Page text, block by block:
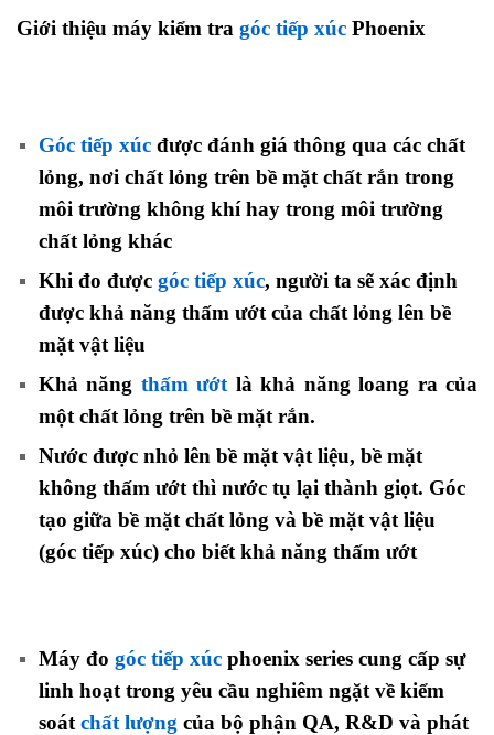
Giới thiệu máy kiểm tra góc tiếp xúc Phoenix
Góc tiếp xúc được đánh giá thông qua các chất
lỏng, nơi chất lỏng trên bề mặt chất rắn trong
môi trường không khí hay trong môi trường
chất lỏng khác
Khi đo được góc tiếp xúc, người ta sẽ xác định
được khả năng thấm ướt của chất lỏng lên bề
mặt vật liệu
Khả năng thấm ướt là khả năng loang ra của
một chất lỏng trên bề mặt rắn.
Nước được nhỏ lên bề mặt vật liệu, bề mặt
không thấm ướt thì nước tụ lại thành giọt. Góc
tạo giữa bề mặt chất lỏng và bề mặt vật liệu
(góc tiếp xúc) cho biết khả năng thấm ướt
Máy đo góc tiếp xúc phoenix series cung cấp sự
linh hoạt trong yêu cầu nghiêm ngặt về kiểm
soát chất lượng của bộ phận QA, R&D và phát